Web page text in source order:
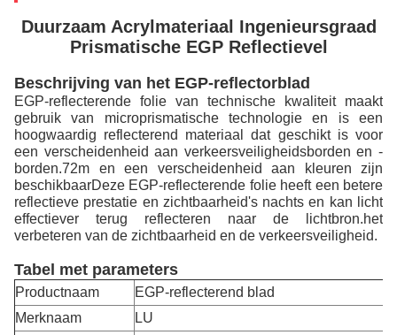
Duurzaam Acrylmateriaal Ingenieursgraad
Prismatische EGP Reflectievel
Beschrijving van het EGP-reflectorblad
EGP-reflecterende folie van technische kwaliteit maakt
gebruik van microprismatische technologie en is een
hoogwaardig reflecterend materiaal dat geschikt is voor
een verscheidenheid aan verkeersveiligheidsborden en -
borden.72m en een verscheidenheid aan kleuren zijn
beschikbaarDeze EGP-reflecterende folie heeft een betere
reflectieve prestatie en zichtbaarheid's nachts en kan licht
effectiever terug reflecteren naar de lichtbron.het
verbeteren van de zichtbaarheid en de verkeersveiligheid.
Tabel met parameters
Productnaam
EGP-reflecterend blad
Merknaam
LU